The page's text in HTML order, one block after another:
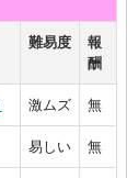
難易度
報
酬
激ムズ 無
易しい 無